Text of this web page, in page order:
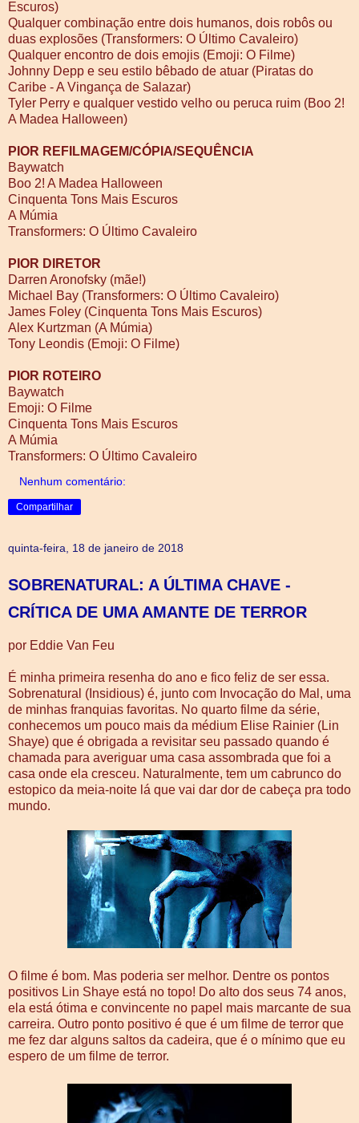
Escuros)
Qualquer combinação entre dois humanos, dois robôs ou
duas explosões (Transformers: O Último Cavaleiro)
Qualquer encontro de dois emojis (Emoji: O Filme)
Johnny Depp e seu estilo bêbado de atuar (Piratas do
Caribe - A Vingança de Salazar)
Tyler Perry e qualquer vestido velho ou peruca ruim (Boo 2!
A Madea Halloween)
PIOR REFILMAGEM/CÓPIA/SEQUÊNCIA
Baywatch
Boo 2! A Madea Halloween
Cinquenta Tons Mais Escuros
A Múmia
Transformers: O Último Cavaleiro
PIOR DIRETOR
Darren Aronofsky (mãe!)
Michael Bay (Transformers: O Último Cavaleiro)
James Foley (Cinquenta Tons Mais Escuros)
Alex Kurtzman (A Múmia)
Tony Leondis (Emoji: O Filme)
PIOR ROTEIRO
Baywatch
Emoji: O Filme
Cinquenta Tons Mais Escuros
A Múmia
Transformers: O Último Cavaleiro
Nenhum comentário:
Compartilhar
quinta-feira, 18 de janeiro de 2018
SOBRENATURAL: A ÚLTIMA CHAVE -
CRÍTICA DE UMA AMANTE DE TERROR
por Eddie Van Feu
É minha primeira resenha do ano e fico feliz de ser essa.
Sobrenatural (Insidious) é, junto com Invocação do Mal, uma
de minhas franquias favoritas. No quarto filme da série,
conhecemos um pouco mais da médium Elise Rainier (Lin
Shaye) que é obrigada a revisitar seu passado quando é
chamada para averiguar uma casa assombrada que foi a
casa onde ela cresceu. Naturalmente, tem um cabrunco do
estopico da meia-noite lá que vai dar dor de cabeça pra todo
mundo.
O filme é bom. Mas poderia ser melhor. Dentre os pontos
positivos Lin Shaye está no topo! Do alto dos seus 74 anos,
ela está ótima e convincente no papel mais marcante de sua
carreira. Outro ponto positivo é que é um filme de terror que
me fez dar alguns saltos da cadeira, que é o mínimo que eu
espero de um filme de terror.